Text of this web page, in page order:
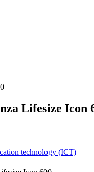
Lifesize Icon
technology (ICT)